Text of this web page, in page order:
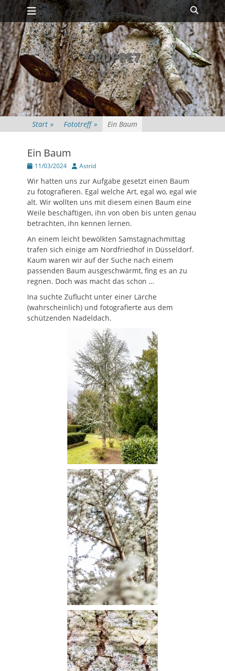
Zum
Inhalt
springen
Primäres Menü
GRUPPE7
Fototreff
Start » Fototreff » Ein Baum
Ein Baum
Posted
11/03/2024 AutorAstrid
Wir hatten uns zur Aufgabe gesetzt einen Baum
zu fotografieren. Egal welche Art, egal wo, egal wie
alt. Wir wollten uns mit diesem einen Baum eine
Weile beschäftigen, ihn von oben bis unten genau
betrachten, ihn kennen lernen.
An einem leicht bewölkten Samstagnachmittag
trafen sich einige am Nordfriedhof in Düsseldorf.
Kaum waren wir auf der Suche nach einem
passenden Baum ausgeschwärmt, fing es an zu
regnen. Doch was macht das schon …
Ina suchte Zuflucht unter einer Lärche
(wahrscheinlich) und fotografierte aus dem
schützenden Nadeldach.